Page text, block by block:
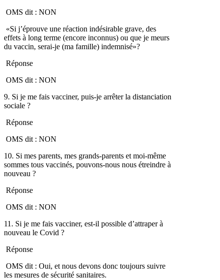
OMS dit : NON
«Si j’éprouve une réaction indésirable grave, des
effets à long terme (encore inconnus) ou que je meurs
du vaccin, serai-je (ma famille) indemnisé»?
Réponse
OMS dit : NON
9. Si je me fais vacciner, puis-je arrêter la distanciation
sociale ?
Réponse
OMS dit : NON
10. Si mes parents, mes grands-parents et moi-même
sommes tous vaccinés, pouvons-nous nous étreindre à
nouveau ?
Réponse
OMS dit : NON
11. Si je me fais vacciner, est-il possible d’attraper à
nouveau le Covid ?
Réponse
OMS dit : Oui, et nous devons donc toujours suivre
les mesures de sécurité sanitaires.